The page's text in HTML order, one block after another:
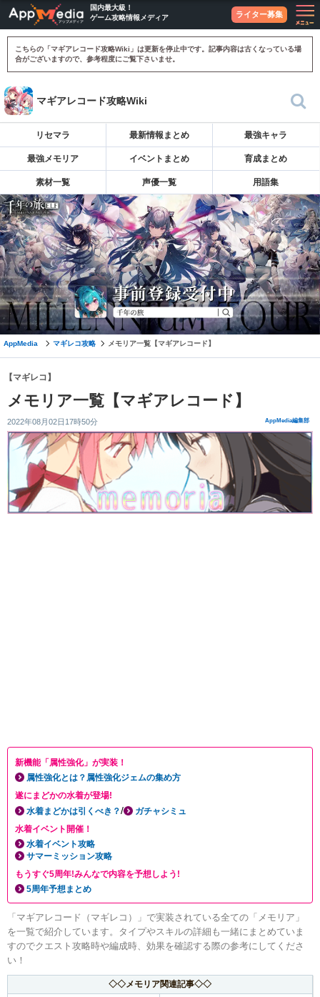
国内最大級！
ゲーム攻略情報メディア
ライター募集
こちらの「マギアレコード攻略Wiki」は更新を停止中です。記事内容は古くなっている場
合がございますので、参考程度にご覧下さいませ。
マギアレコード攻略Wiki
リセマラ 最新情報まとめ 最強キャラ
最強メモリア イベントまとめ 育成まとめ
素材一覧 声優一覧 用語集
AppMedia マギレコ攻略 メモリア一覧【マギアレコード】
【マギレコ】
メモリア一覧【マギアレコード】
2022年08月02日17時50分 AppMedia編集部
新機能「属性強化」が実装！
属性強化とは？属性強化ジェムの集め方
遂にまどかの水着が登場!
水着まどかは引くべき？/
ガチャシミュ
水着イベント開催！
水着イベント攻略
サマーミッション攻略
もうすぐ5周年!みんなで内容を予想しよう!
5周年予想まとめ
「マギアレコード（マギレコ）」で実装されている全ての「メモリア」
を一覧で紹介しています。タイプやスキルの詳細も一緒にまとめていま
すのでクエスト攻略時や編成時、効果を確認する際の参考にしてくださ
い！
◇◇メモリア関連記事◇◇